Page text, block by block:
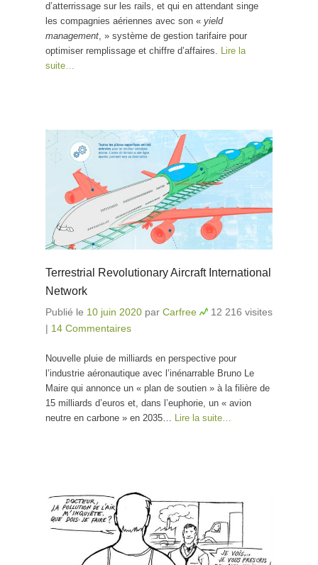
d’atterrissage sur les rails, et qui en attendant singe
les compagnies aériennes avec son « yield
management, » système de gestion tarifaire pour
optimiser remplissage et chiffre d’affaires. Lire la
suite…
Terrestrial Revolutionary Aircraft International
Network
Publié le 10 juin 2020 par Carfree
12 216 visites
| 14 Commentaires
Nouvelle pluie de milliards en perspective pour
l’industrie aéronautique avec l’inénarrable Bruno Le
Maire qui annonce un « plan de soutien » à la filière de
15 milliards d’euros et, dans l’euphorie, un « avion
neutre en carbone » en 2035… Lire la suite…